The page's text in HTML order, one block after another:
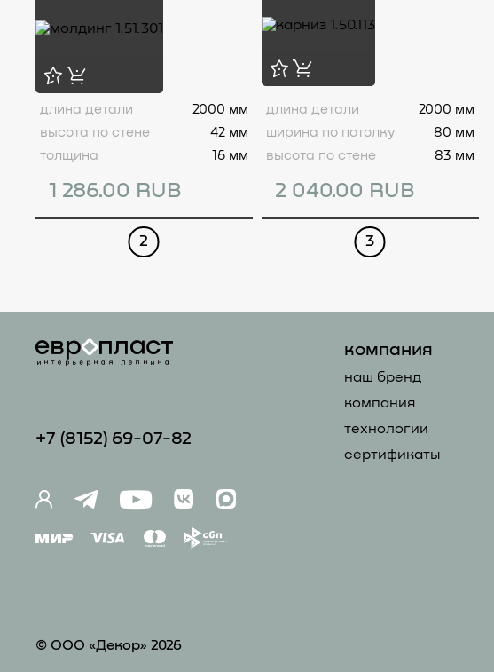
1 286.00 RUB
длина детали
2000 мм
высота по стене
42 мм
толщина
16 мм
2
2 040.00 RUB
длина детали
2000 мм
ширина по потолку
80 мм
высота по стене
83 мм
3
компания
наш бренд
компания
технологии
сертификаты
+7 (81 52) 69-07-82
© ООО «Декор» 2026